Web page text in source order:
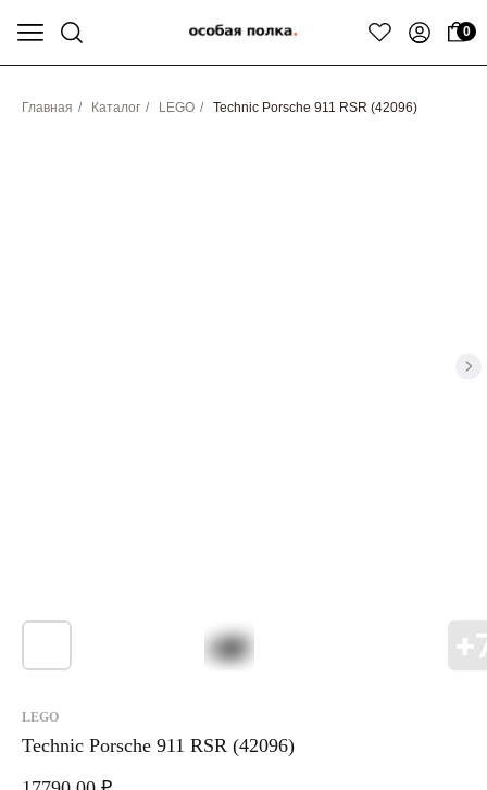
0
Главная / Каталог / LEGO / Technic Porsche 911 RSR (42096)
Technic Porsche 911 RSR (42096)
LEGO